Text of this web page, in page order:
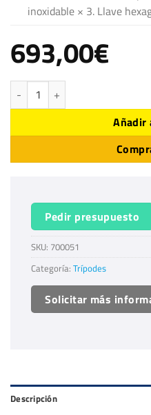
inoxidable × 3. Llave
693,00€
Trípode SCF444 Tripeaks para
Añadir
Pedir presupuesto
SKU: 700051
Categoría: Trípodes
Solicitar más
Descripción